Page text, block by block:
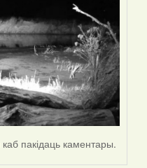
каб пакідаць каментары.